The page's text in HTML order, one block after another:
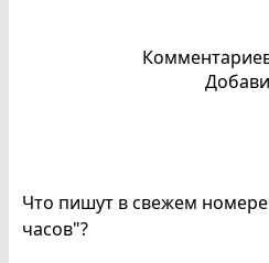
Что пишут в свежем
часов"?